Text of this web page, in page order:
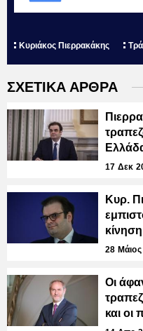
Κυριάκος Πιερρακάκης
ΣΧΕΤΙΚΑ ΑΡΘΡΑ
17 Δεκ
Κυρ.
28
Οι
και οι